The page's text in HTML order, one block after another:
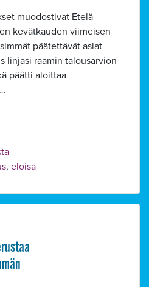
muodostivat Etelä-
kevätkauden viimeisen
päätettävät asiat
linjasi raamin talousarvion
päätti aloittaa
, eloisa